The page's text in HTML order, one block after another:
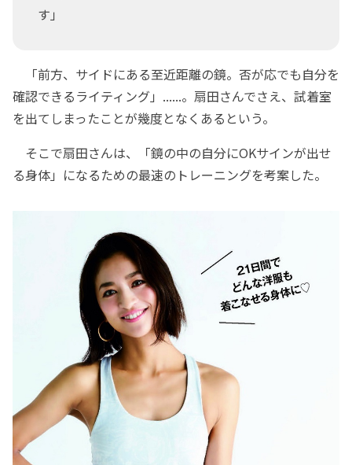
す」
「前方、サイドにある至近距離の鏡。否が応でも自分を
確認できるライティング」......。扇田さんでさえ、試着室
を出てしまったことが幾度となくあるという。
そこで扇田さんは、「鏡の中の自分にOKサインが出せ
る身体」になるための最速のトレーニングを考案した。